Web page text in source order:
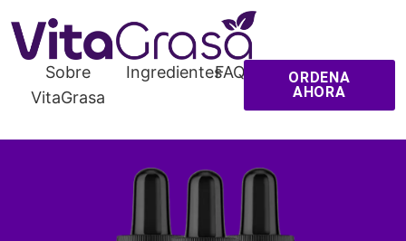
Sobre
VitaGrasa
IngredientesFAQ
ORDENA
AHORA